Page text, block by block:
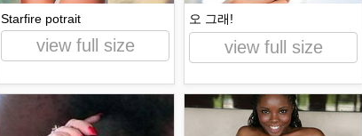
Starfire potrait
view full size
오 그래!
view full size